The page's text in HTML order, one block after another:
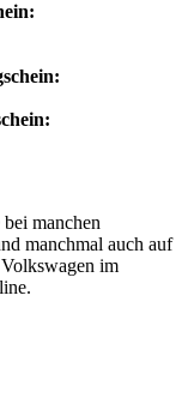
manchen
manchmal auch auf
im